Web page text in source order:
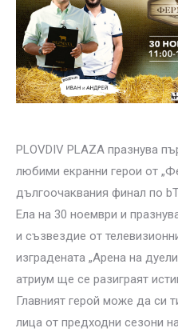
PLOVDIV PLAZA празнува
любими екранни герои от
дългоочаквания финал по
Ела на 30 ноември и
и съзвездие от
изградената „Арена на
атриум ще се разиграят
Главният герой може да си
лица от предходни сезони